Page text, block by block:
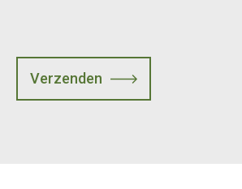
Verzenden